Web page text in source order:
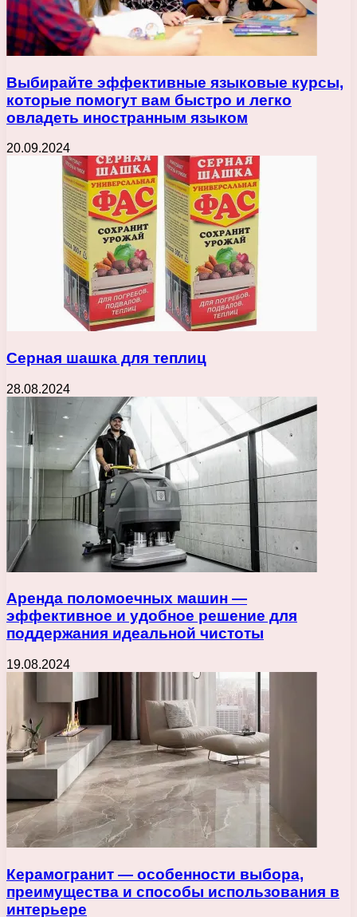
Выбирайте эффективные языковые курсы,
которые помогут вам быстро и легко
овладеть иностранным языком
20.09.2024
Серная шашка для теплиц
28.08.2024
Аренда поломоечных машин —
эффективное и удобное решение для
поддержания идеальной чистоты
19.08.2024
Керамогранит — особенности выбора,
преимущества и способы использования в
интерьере